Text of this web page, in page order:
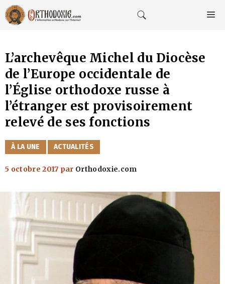
Aller
au
contenu
L’archevêque Michel du Diocèse
de l’Europe occidentale de
l’Église orthodoxe russe à
l’étranger est provisoirement
relevé de ses fonctions
CATÉGORIES
À LA UNE ACTUALITÉS
5 octobre 2017 par Orthodoxie.com